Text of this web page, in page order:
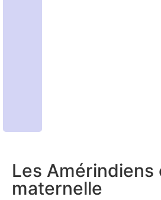
Les Amérindiens
maternelle